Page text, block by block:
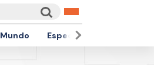
Mundo Espectáculos